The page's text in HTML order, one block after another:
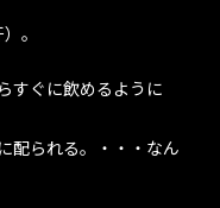
。
すぐに飲めるように
配られる。・・・なん